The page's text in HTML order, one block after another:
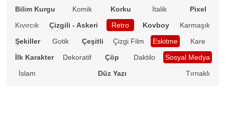
Bilim Kurgu
Komik Korku İtalik
Pixel
Kıvırcık
Çizgili - Askeri Retro Kovboy
Karmaşık
Şekiller
Gotik Çeşitli Çizgi Film Eskitme
Kare
İlk Karakter
Dekoratif Çöp Daktilo
Sosyal Medya
İslam
Düz Yazı Tırnaklı